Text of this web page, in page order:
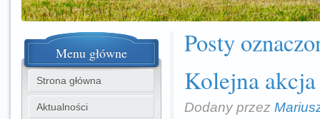
Posty
Kolejna
Dodany przez
Menu główne
Strona główna
Aktualności